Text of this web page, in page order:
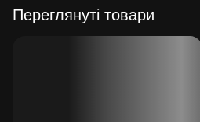
Переглянуті товари